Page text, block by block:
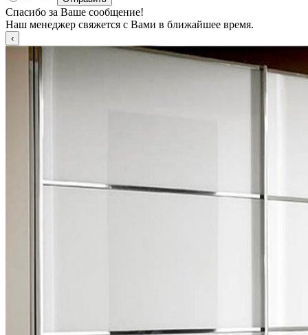
Спасибо за Ваше сообщение!
Наш менеджер свяжется с Вами в ближайшее время.